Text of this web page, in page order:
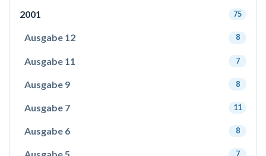
2001 75
Ausgabe 12 8
Ausgabe 11 7
Ausgabe 9 8
Ausgabe 7 11
Ausgabe 6 8
7